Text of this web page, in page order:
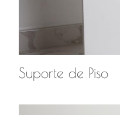
Suporte de Piso